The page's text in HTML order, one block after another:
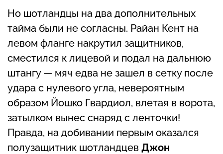
Но шотландцы на два дополнительных
тайма были не согласны. Райан Кент на
левом фланге накрутил защитников,
сместился к лицевой и подал на дальнюю
штангу — мяч едва не зашел в сетку после
удара с нулевого угла, невероятным
образом Йошко Гвардиол, влетая в ворота,
затылком вынес снаряд с ленточки!
Правда, на добивании первым оказался
полузащитник шотландцев Джон